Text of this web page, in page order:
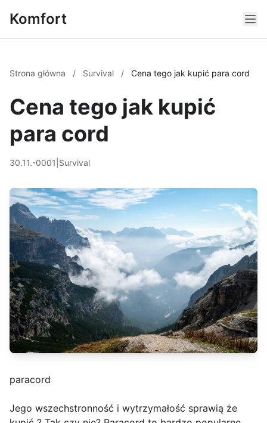
Komfort
Strona główna / Survival / Cena tego jak kupić para cord
Cena tego jak kupić
para cord
30.11.-0001 Survival
paracord
Jego wszechstronność i wytrzymałość sprawią że